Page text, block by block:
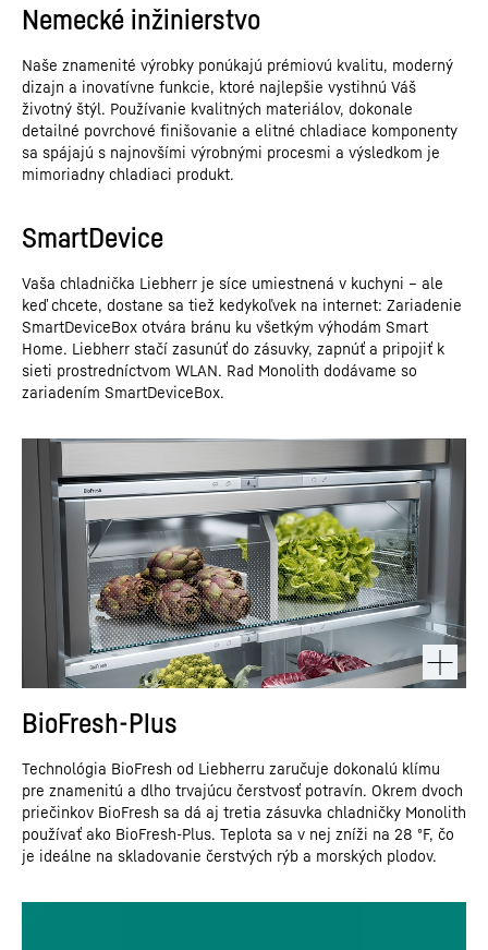
Nemecké inžinierstvo
Naše znamenité výrobky ponúkajú prémiovú kvalitu, moderný
dizajn a inovatívne funkcie, ktoré najlepšie vystihnú Váš
životný štýl. Používanie kvalitných materiálov, dokonale
detailné povrchové finišovanie a elitné chladiace komponenty
sa spájajú s najnovšími výrobnými procesmi a výsledkom je
mimoriadny chladiaci produkt.
SmartDevice
Vaša chladnička Liebherr je síce umiestnená v kuchyni – ale
keď chcete, dostane sa tiež kedykoľvek na internet: Zariadenie
SmartDeviceBox otvára bránu ku všetkým výhodám Smart
Home. Liebherr stačí zasunúť do zásuvky, zapnúť a pripojiť k
sieti prostredníctvom WLAN. Rad Monolith dodávame so
zariadením SmartDeviceBox.
BioFresh-Plus
Technológia BioFresh od Liebherru zaručuje dokonalú klímu
pre znamenitú a dlho trvajúcu čerstvosť potravín. Okrem dvoch
priečinkov BioFresh sa dá aj tretia zásuvka chladničky Monolith
používať ako BioFresh-Plus. Teplota sa v nej zníži na 28 ºF, čo
je ideálne na skladovanie čerstvých rýb a morských plodov.